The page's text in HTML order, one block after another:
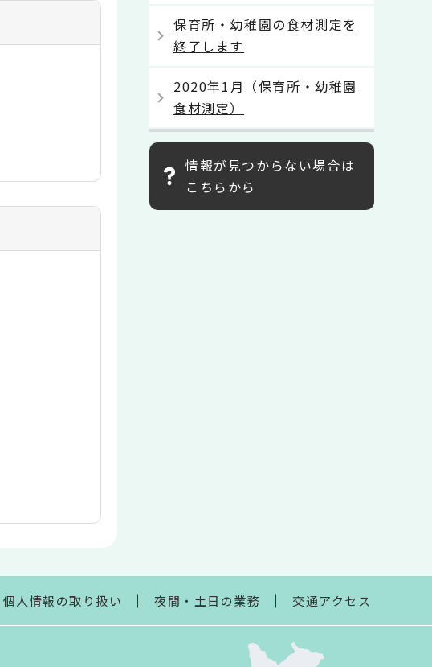
保育所・幼稚園の食材測定を
終了します
2020年1月（保育所・幼稚園
食材測定）
情報が見つからない場合は
こちらから
個人情報の取り扱い 夜間・土日の業務 交通アクセス